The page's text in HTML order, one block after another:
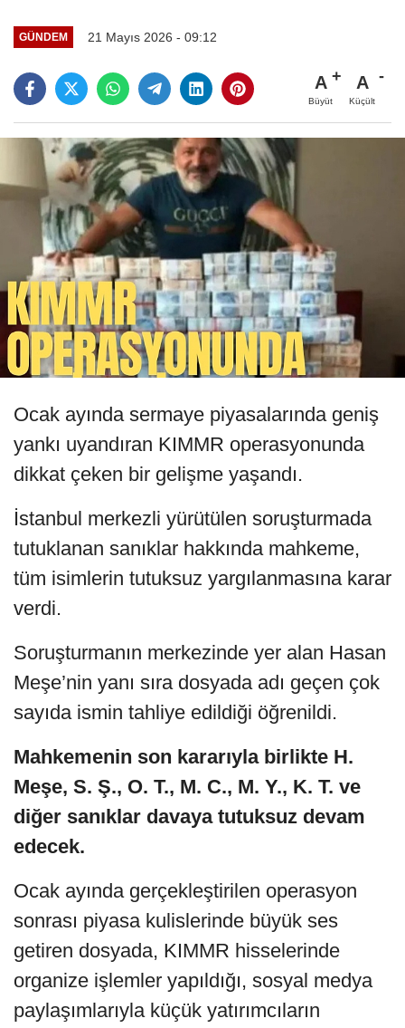
GÜNDEM 21 Mayıs 2026 - 09:12
A
Büyüt
A
Küçült
Ocak ayında sermaye piyasalarında geniş
yankı uyandıran KIMMR operasyonunda
dikkat çeken bir gelişme yaşandı.
İstanbul merkezli yürütülen soruşturmada
tutuklanan sanıklar hakkında mahkeme,
tüm isimlerin tutuksuz yargılanmasına karar
verdi.
Soruşturmanın merkezinde yer alan Hasan
Meşe’nin yanı sıra dosyada adı geçen çok
sayıda ismin tahliye edildiği öğrenildi.
Mahkemenin son kararıyla birlikte H.
Meşe, S. Ş., O. T., M. C., M. Y., K. T. ve
diğer sanıklar davaya tutuksuz devam
edecek.
Ocak ayında gerçekleştirilen operasyon
sonrası piyasa kulislerinde büyük ses
getiren dosyada, KIMMR hisselerinde
organize işlemler yapıldığı, sosyal medya
paylaşımlarıyla küçük yatırımcıların